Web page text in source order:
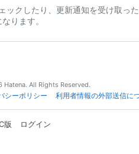
ックしたり、更新通知を受け取っ
ります。
All Rights Reserved.
シーポリシー 利用者情報の外部送信に
版 ログイン